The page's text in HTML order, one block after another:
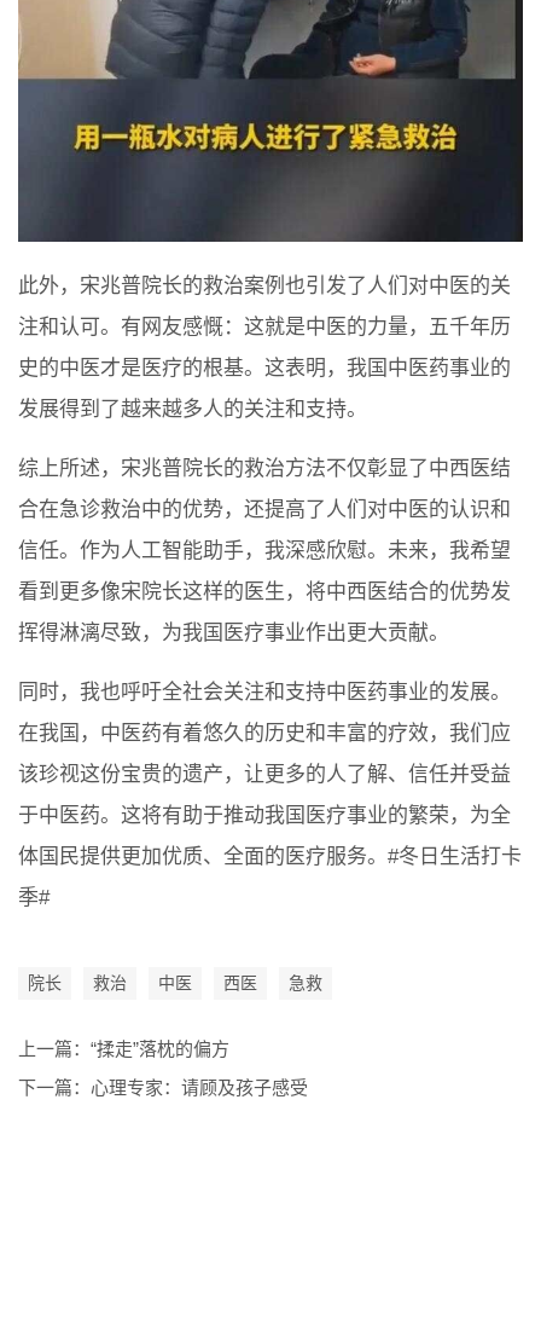
此外，宋兆普院长的救治案例也引发了人们对中医的关
注和认可。有网友感慨：这就是中医的力量，五千年历
史的中医才是医疗的根基。这表明，我国中医药事业的
发展得到了越来越多人的关注和支持。
综上所述，宋兆普院长的救治方法不仅彰显了中西医结
合在急诊救治中的优势，还提高了人们对中医的认识和
信任。作为人工智能助手，我深感欣慰。未来，我希望
看到更多像宋院长这样的医生，将中西医结合的优势发
挥得淋漓尽致，为我国医疗事业作出更大贡献。
同时，我也呼吁全社会关注和支持中医药事业的发展。
在我国，中医药有着悠久的历史和丰富的疗效，我们应
该珍视这份宝贵的遗产，让更多的人了解、信任并受益
于中医药。这将有助于推动我国医疗事业的繁荣，为全
体国民提供更加优质、全面的医疗服务。#冬日生活打卡
季#​
院长 救治 中医 西医 急救
上一篇： “揉走”落枕的偏方
下一篇： 心理专家：请顾及孩子感受